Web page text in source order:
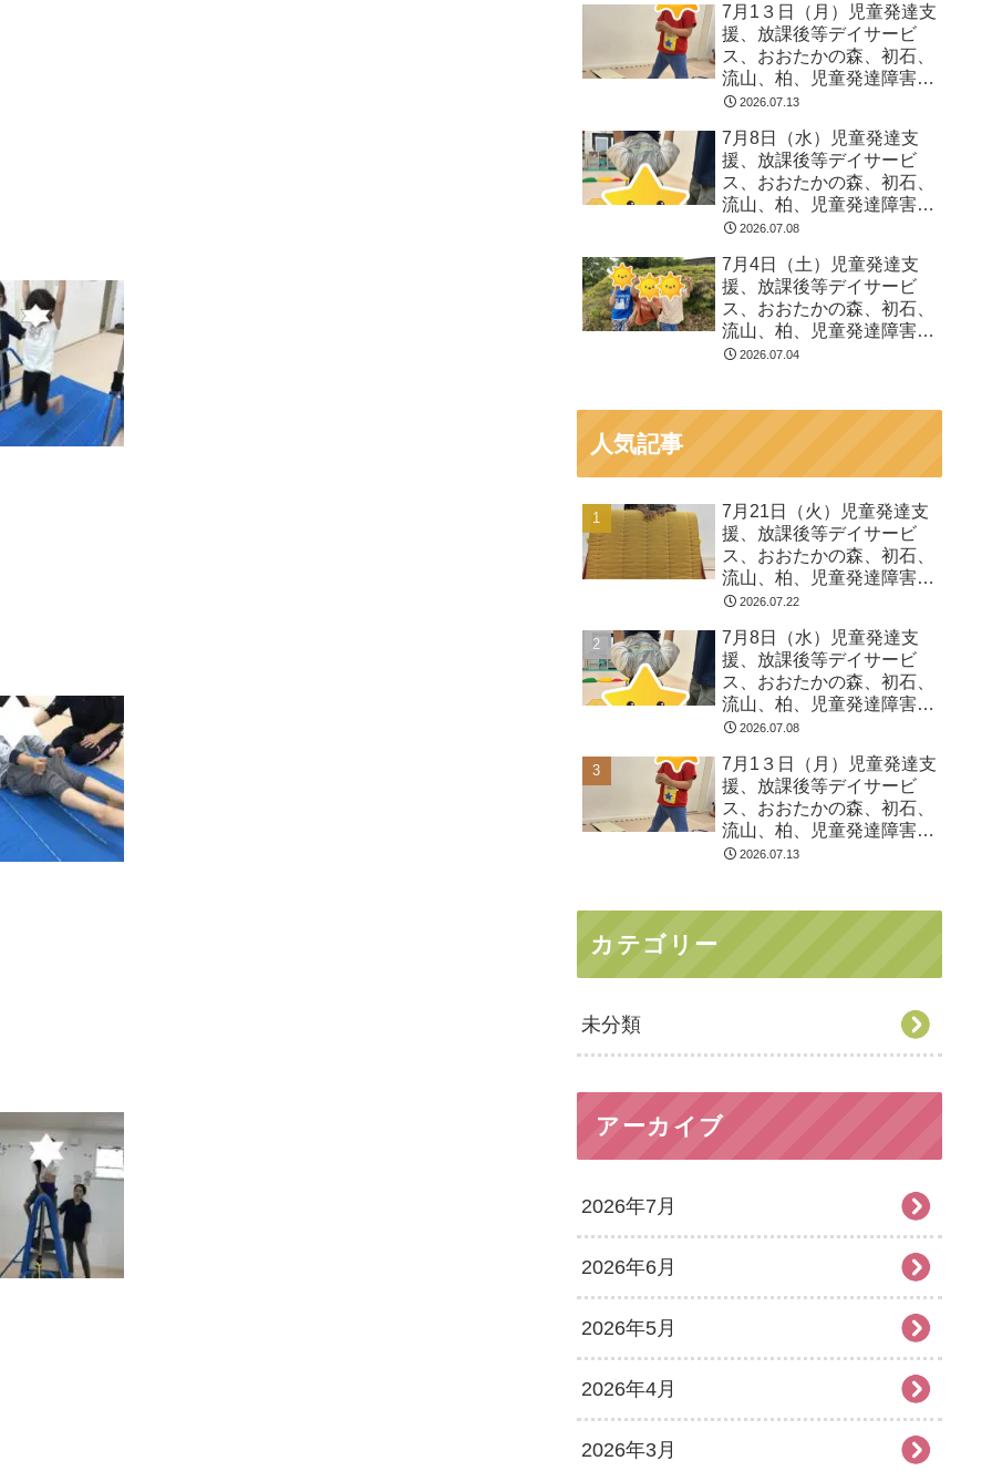
る 発達障害 放デイ 自
閉症 ADHD アスペルガ
ー症候
7月1３日（月）児童発達支
援、放課後等デイサービ
ス、おおたかの森、初石、
流山、柏、児童発達障害
運動療育 柳沢運動プログ
る 発達障害 放デイ 自
閉症 ADHD アスペルガ
ー症候
2026.07.13
7月8日（水）児童発達支
援、放課後等デイサービ
ス、おおたかの森、初石、
流山、柏、児童発達障害
運動療育 柳沢運動プログ
る 発達障害 放デイ 自
閉症 ADHD アスペルガ
ー症候
2026.07.08
7月4日（土）児童発達支
援、放課後等デイサービ
ス、おおたかの森、初石、
流山、柏、児童発達障害
運動療育 柳沢運動プログ
2026.07.04
人気記事
7月21日（火）児童発達支
援、放課後等デイサービ
ス、おおたかの森、初石、
流山、柏、児童発達障害
運動療育 柳沢運動プログ
る 発達障害 放デイ 自
閉症 ADHD アスペルガ
ー症候
2026.07.22
7月8日（水）児童発達支
援、放課後等デイサービ
ス、おおたかの森、初石、
流山、柏、児童発達障害
運動療育 柳沢運動プログ
る 発達障害 放デイ 自
閉症 ADHD アスペルガ
ー症候
2026.07.08
7月1３日（月）児童発達支
援、放課後等デイサービ
ス、おおたかの森、初石、
流山、柏、児童発達障害
運動療育 柳沢運動プログ
2026.07.13
カテゴリー
未分類
アーカイブ
2026年7月
2026年6月
2026年5月
2026年4月
2026年3月